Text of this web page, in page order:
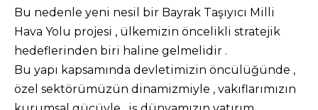
Bu nedenle yeni nesil bir Bayrak Taşıyıcı Milli
Hava Yolu projesi , ülkemizin öncelikli stratejik
hedeflerinden biri haline gelmelidir .
Bu yapı kapsamında devletimizin öncülüğünde ,
özel sektörümüzün dinamizmiyle , vakıflarımızın